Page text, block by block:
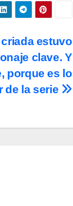
criada estuvo
clave. Y
porque es lo
de la serie